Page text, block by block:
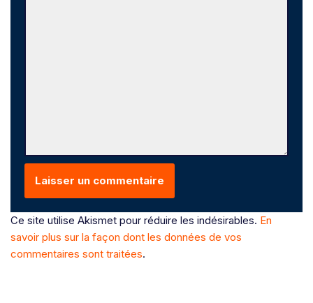
Ce site utilise Akismet pour réduire les indésirables. En
savoir plus sur la façon dont les données de vos
commentaires sont traitées.